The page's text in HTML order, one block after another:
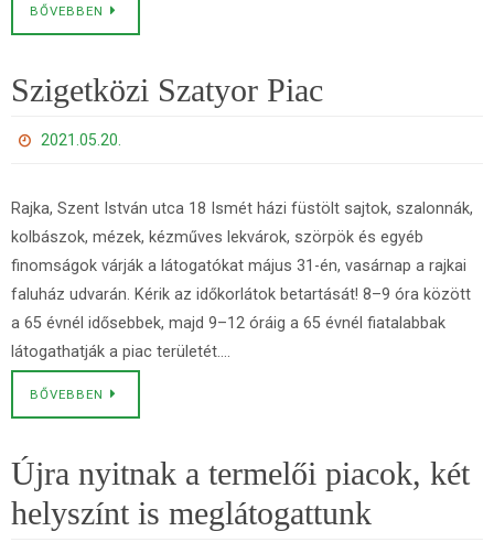
BŐVEBBEN
Szigetközi Szatyor Piac
2021.05.20.
Rajka, Szent István utca 18 Ismét házi füstölt sajtok, szalonnák,
kolbászok, mézek, kézműves lekvárok, szörpök és egyéb
finomságok várják a látogatókat május 31-én, vasárnap a rajkai
faluház udvarán. Kérik az időkorlátok betartását! 8–9 óra között
a 65 évnél idősebbek, majd 9–12 óráig a 65 évnél fiatalabbak
látogathatják a piac területét….
BŐVEBBEN
Újra nyitnak a termelői piacok, két
helyszínt is meglátogattunk